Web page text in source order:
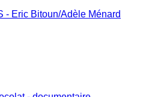
- Eric Bitoun/Adèle Ménard